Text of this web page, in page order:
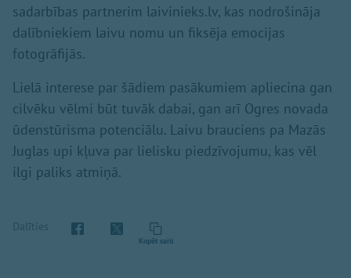
sadarbības partnerim laivinieks.lv, kas nodrošināja
dalībniekiem laivu nomu un fiksēja emocijas
fotogrāfijās.
Lielā interese par šādiem pasākumiem apliecina gan
cilvēku vēlmi būt tuvāk dabai, gan arī Ogres novada
ūdenstūrisma potenciālu. Laivu brauciens pa Mazās
Juglas upi kļuva par lielisku piedzīvojumu, kas vēl
ilgi paliks atmiņā.
Dalīties
Kopēt saiti